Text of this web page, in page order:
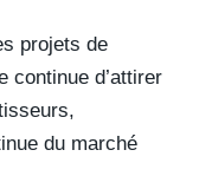
projets de
continue d’attirer
du marché